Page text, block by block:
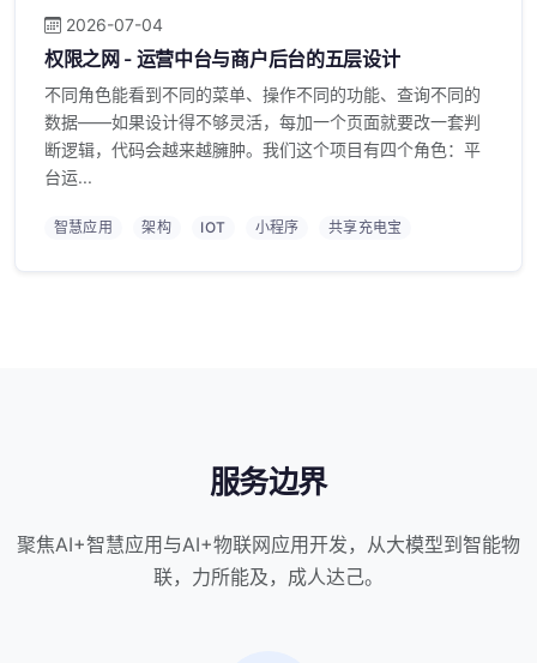
2026-07-04
权限之网 - 运营中台与商户后台的五层设计
不同角色能看到不同的菜单、操作不同的功能、查询不同的
数据——如果设计得不够灵活，每加一个页面就要改一套判
断逻辑，代码会越来越臃肿。我们这个项目有四个角色：平
台运...
智慧应用 架构 IOT 小程序 共享充电宝
服务边界
聚焦AI+智慧应用与AI+物联网应用开发，从大模型到智能物
联，力所能及，成人达己。